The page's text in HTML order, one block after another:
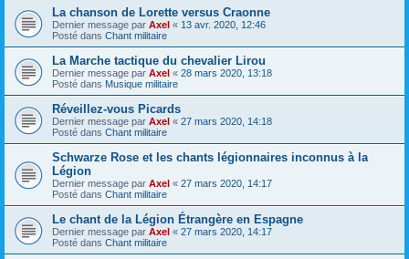
La chanson de Lorette versus Craonne
Dernier message par Axel « 13 avr. 2020, 12:46
Posté dans Chant militaire
La Marche tactique du chevalier Lirou
Dernier message par Axel « 28 mars 2020, 13:18
Posté dans Musique militaire
Réveillez-vous Picards
Dernier message par Axel « 27 mars 2020, 14:18
Posté dans Chant militaire
Schwarze Rose et les chants légionnaires inconnus à la
Légion
Dernier message par Axel « 27 mars 2020, 14:17
Posté dans Chant militaire
Le chant de la Légion Étrangère en Espagne
Dernier message par Axel « 27 mars 2020, 14:17
Posté dans Chant militaire